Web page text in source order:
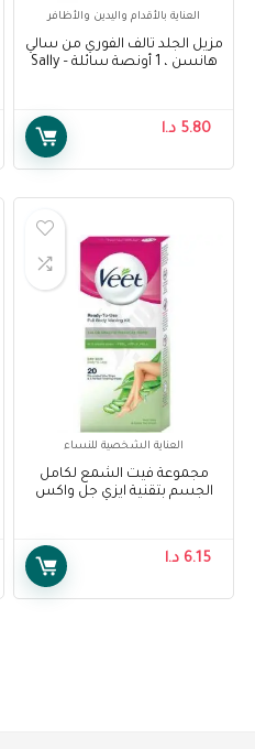
العناية بالأقدام واليدين والأظافر
مزيل الجلد تالف الفوري من سالي
هانسن ، 1 أونصة سائلة – Sally
5.80 د.ا
العناية الشخصية للنساء
مجموعة فيت الشمع لكامل
الجسم بتقنية ايزي جل واكس
Wax Technology Dry Skin 20
6.15 د.ا